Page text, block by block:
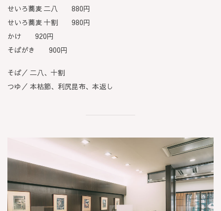
せいろ蕎麦 二八 880円
せいろ蕎麦 十割 980円
かけ 920円
そばがき 900円
そば／ 二八、十割
つゆ／ 本枯節、利尻昆布、本返し